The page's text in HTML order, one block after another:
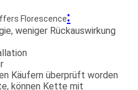
Florescence:
weniger Rückauswirkung
Käufern überprüft worden
können Kette mit